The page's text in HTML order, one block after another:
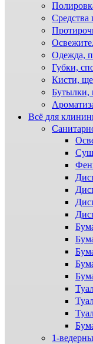
Средства
Одежда,
Губки,
Кисти,
Бутылки,
Всё для
1-